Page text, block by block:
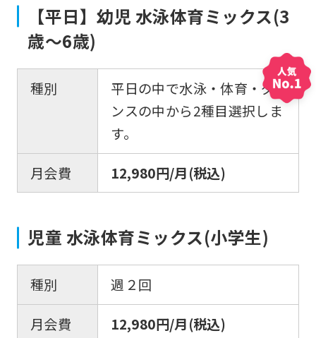
【平日】幼児 水泳体育ミックス(3
歳〜6歳)
種別
平日の中で水泳・体育・ダ
ンスの中から2種目選択しま
す。
月会費
12,980円/月(税込)
児童 水泳体育ミックス(小学生)
種別
週２回
月会費
12,980円/月(税込)
Central
website
is
automatically
into
English.
the
(start
automatic